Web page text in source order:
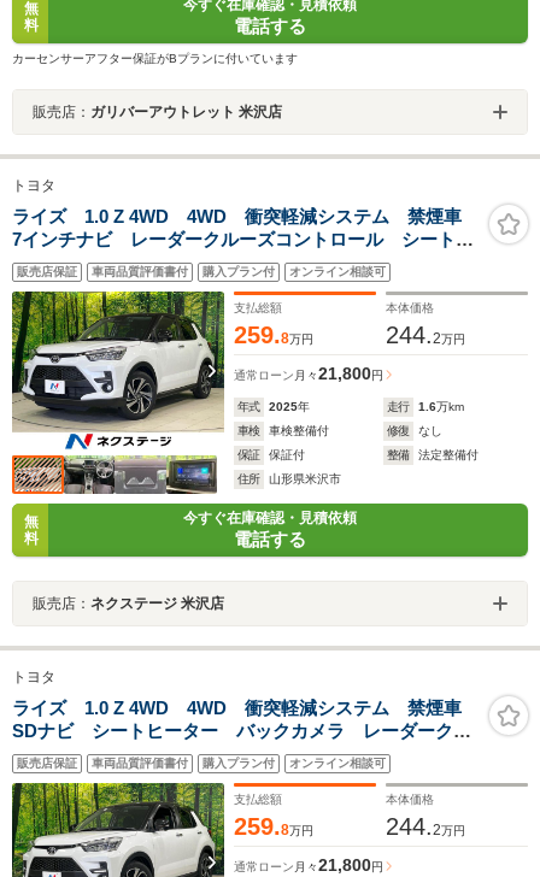
無
料
今すぐ在庫確認・見積依頼
電話する
カーセンサーアフター保証がBプランに付いています
販売店： ガリバーアウトレット 米沢店
トヨタ
ライズ 1.0 Z 4WD 4WD 衝突軽減システム 禁煙車
7インチナビ レーダークルーズコントロール シートヒ
ーター LEDヘッドライト リアフォグランプ スマー
トキー オートエアコン Bluetooth再生
販売店保証 車両品質評価書付 購入プラン付 オンライン相談可
支払総額
259.8万円
本体価格
244.2万円
通常ローン 月々21,800円
年式 2025年 走行 1.6万km
車検
車検整備付 修復
なし
保証
保証付 整備
法定整備付
住所
山形県米沢市
無
料
今すぐ在庫確認・見積依頼
電話する
販売店： ネクステージ 米沢店
トヨタ
ライズ 1.0 Z 4WD 4WD 衝突軽減システム 禁煙車
SDナビ シートヒーター バックカメラ レーダークル
ーズコントロール 2トーンカラー スマートキー LED
ヘッドライト ETC
販売店保証 車両品質評価書付 購入プラン付 オンライン相談可
支払総額
259.8万円
本体価格
244.2万円
通常ローン 月々21,800円